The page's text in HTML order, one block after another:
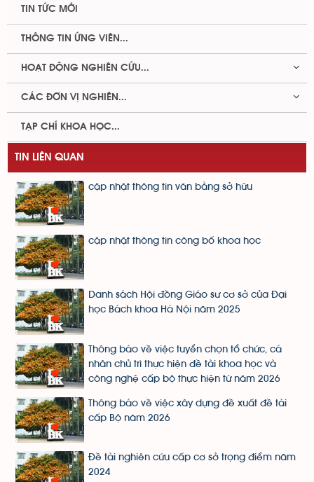
TIN TỨC MỚI
THÔNG TIN ỨNG VIÊN...
HOẠT ĐỘNG NGHIÊN CỨU...
CÁC ĐƠN VỊ NGHIÊN...
TẠP CHÍ KHOA HỌC...
TIN LIÊN QUAN
cập nhật thông tin văn bằng sở hữu
cập nhật thông tin công bố khoa học
Danh sách Hội đồng Giáo sư cơ sở của Đại
học Bách khoa Hà Nội năm 2025
Thông báo về việc tuyển chọn tổ chức, cá
nhân chủ trì thực hiện đề tài khoa học và
công nghệ cấp bộ thực hiện từ năm 2026
Thông báo về việc xây dựng đề xuất đề tài
cấp Bộ năm 2026
Đề tài nghiên cứu cấp cơ sở trọng điểm năm
2024